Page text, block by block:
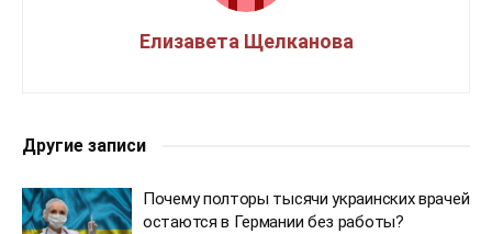
Елизавета Щелканова
Другие записи
Почему полторы тысячи украинских врачей
остаются в Германии без работы?